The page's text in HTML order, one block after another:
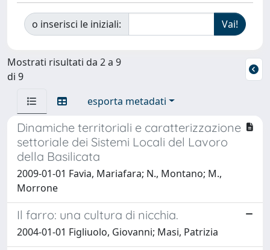
o inserisci le iniziali:
Mostrati risultati da 2 a 9
di 9
esporta metadati
Dinamiche territoriali e caratterizzazione
settoriale dei Sistemi Locali del Lavoro
della Basilicata
2009-01-01 Favia, Mariafara; N., Montano; M.,
Morrone
Il farro: una cultura di nicchia.
2004-01-01 Figliuolo, Giovanni; Masi, Patrizia